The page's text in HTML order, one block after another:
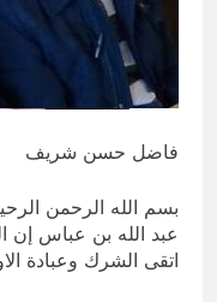
النووي
فاضل حسن شريف
عبد الله بن عباس إن
اتقى الشرك وعبادة